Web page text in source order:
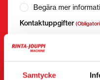
Samtycke
Begära mer
Kontaktuppgifter